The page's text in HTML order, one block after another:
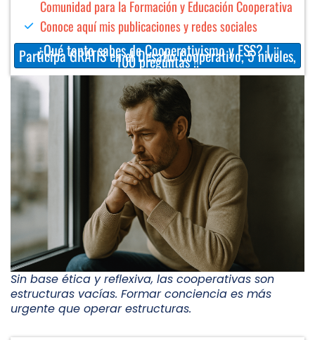
Comunidad para la Formación y Educación Cooperativa
Conoce aquí mis publicaciones y redes sociales
¿Qué tanto sabes de Cooperativismo y ESS? | ¡¡
Participa GRATIS en el Desafío Cooperativo, 5 niveles,
100 preguntas !!
Sin base ética y reflexiva, las cooperativas son
estructuras vacías. Formar conciencia es más
urgente que operar estructuras.